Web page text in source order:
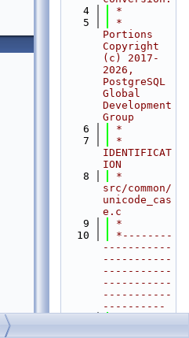
    4
*
    5
*
Portions
Copyright
(c) 2017-
2026,
PostgreSQL
Global
Development
Group
    6
*
    7
*
IDENTIFICAT
ION
    8
*
src/common/
unicode_cas
e.c
    9
*
   10
*--------
-----------
-----------
-----------
-----------
-----------
----------